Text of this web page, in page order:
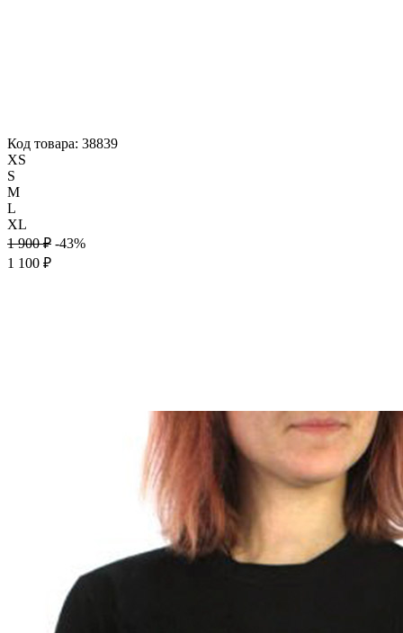
Код товара: 38839
XS
S
M
L
XL
1 900 ₽ -43%
1 100 ₽